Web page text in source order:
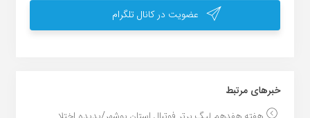
عضویت در کانال تلگرام
خبر‌های مرتبط